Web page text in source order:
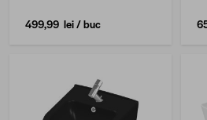
499,99 lei/ buc